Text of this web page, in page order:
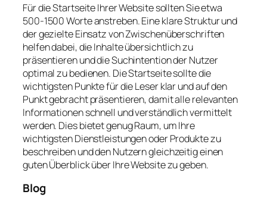
Für die Startseite Ihrer Website sollten Sie etwa
500-1500 Worte anstreben. Eine klare Struktur und
der gezielte Einsatz von Zwischenüberschriften
helfen dabei, die Inhalte übersichtlich zu
präsentieren und die Suchintention der Nutzer
optimal zu bedienen. Die Startseite sollte die
wichtigsten Punkte für die Leser klar und auf den
Punkt gebracht präsentieren, damit alle relevanten
Informationen schnell und verständlich vermittelt
werden. Dies bietet genug Raum, um Ihre
wichtigsten Dienstleistungen oder Produkte zu
beschreiben und den Nutzern gleichzeitig einen
guten Überblick über Ihre Website zu geben.
Blog